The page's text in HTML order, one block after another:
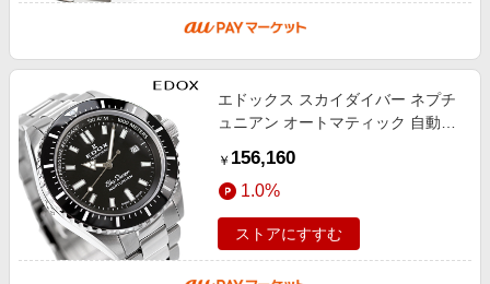
エドックス スカイダイバー ネプチ
ュニアン オートマティック 自動巻
3NM-NIN アナログ ブラック 黒 ス
イス
￥ 156,160
1.0%
ストアにすすむ